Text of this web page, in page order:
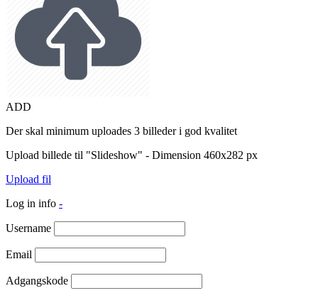
ADD
Der skal minimum uploades 3 billeder i god kvalitet
Upload billede til "Slideshow" - Dimension 460x282 px
Upload fil
Log in info -
Username
Email
Adgangskode